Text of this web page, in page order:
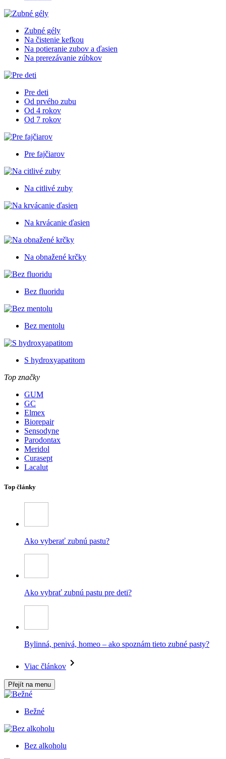
Zubné gély
Na čistenie kefkou
Na potieranie zubov a ďasien
Na prerezávanie zúbkov
Pre deti
Od prvého zubu
Od 4 rokov
Od 7 rokov
Pre fajčiarov
Na citlivé zuby
Na krvácanie ďasien
Na obnažené krčky
Bez fluoridu
Bez mentolu
S hydroxyapatitom
Top značky
GUM
GC
Elmex
Biorepair
Sensodyne
Parodontax
Meridol
Curasept
Lacalut
Top články
Ako vyberať zubnú pastu?
Ako vybrať zubnú pastu pre deti?
Bylinná, penivá, homeo – ako spoznám tieto zubné pasty?
Viac článkov
Přejít na menu
Bežné
Bez alkoholu